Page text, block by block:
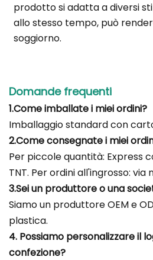
prodotto si adatta a diversi
allo stesso tempo, può
soggiorno.
Domande frequenti
1.Come imballate i miei ordini?
Imballaggio standard con
2.Come consegnate i miei
Per piccole quantità: Express
TNT. Per ordini all'ingrosso: via
3.Sei un produttore o una
Siamo un produttore OEM e
plastica.
4. Possiamo personalizzare il
confezione?